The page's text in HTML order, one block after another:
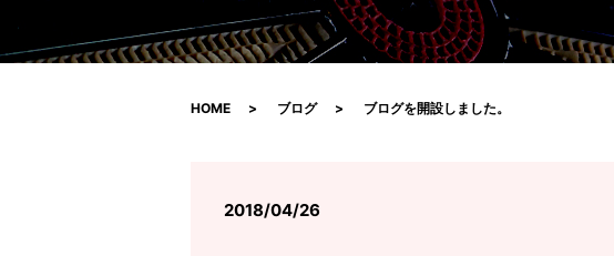
HOME ブログ ブログを開設しました。
2018/04/26